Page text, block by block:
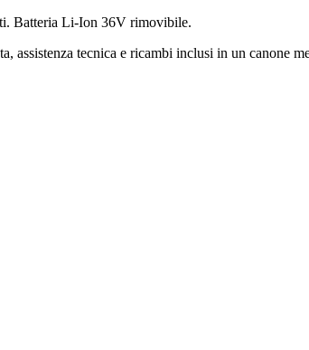
Batteria Li-Ion 36V rimovibile.
assistenza tecnica e ricambi inclusi in un canone